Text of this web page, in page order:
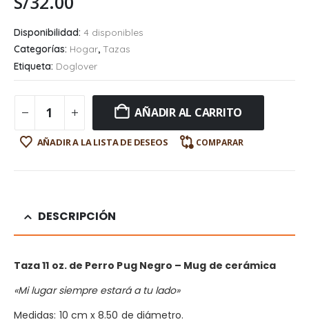
Disponibilidad: 4 disponibles
Categorías: Hogar, Tazas
Etiqueta: Doglover
AÑADIR AL CARRITO
AÑADIR A LA LISTA DE DESEOS COMPARAR
DESCRIPCIÓN
Taza 11 oz. de Perro Pug Negro – Mug de cerámica
«Mi lugar siempre estará a tu lado»
Medidas: 10 cm x 8.50 de diámetro.